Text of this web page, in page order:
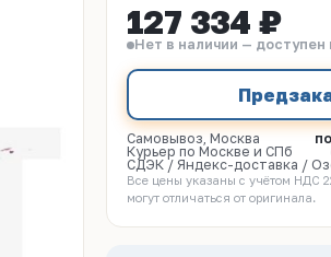
127 334 ₽
Нет в наличии — доступен
Самовывоз, Москва
Курьер по Москве и СПб
СДЭК / Яндекс-доставка /
Все цены указаны с учётом НДС
могут отличаться от оригинала.